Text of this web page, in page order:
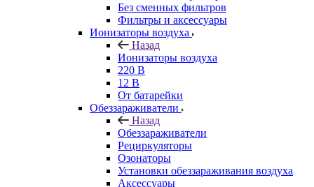
Без сменных фильтров
Фильтры и аксессуары
Ионизаторы воздуха
Назад
Ионизаторы воздуха
220 В
12 В
От батарейки
Обеззараживатели
Назад
Обеззараживатели
Рециркуляторы
Озонаторы
Установки обеззараживания воздуха
Аксессуары